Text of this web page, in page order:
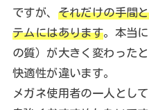
ですが、 それだけの手間
テムにはあります。本当
の質）が大きく変わった
快適性が違います。
メガネ使用者の一人とし